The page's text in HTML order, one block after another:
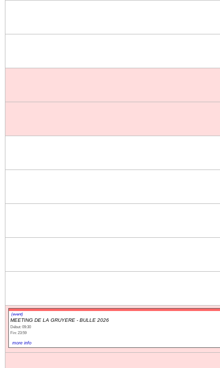
(event)
MEETING DE LA GRUYERE - BULLE 2026
Début: 09:30
Fin: 23:59
more info